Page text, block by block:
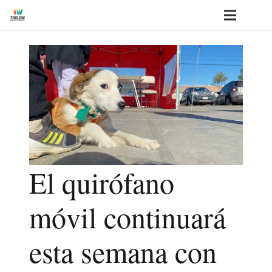
El quirófano
móvil continuará
esta semana con